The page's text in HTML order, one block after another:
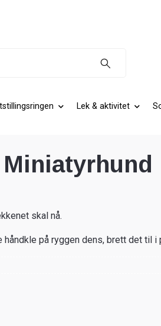
Lek & aktivitet
Miniatyrhund
skal nå.
på ryggen dens, brett det til